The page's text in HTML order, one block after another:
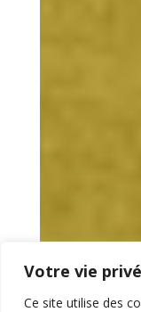
Votre vie
Ce site utilise des